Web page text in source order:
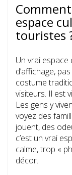
espace
touristes
Un vrai espace
d’affichage,
costume
visiteurs. Il est
Les gens y
voyez des
jouent, des
c’est un vrai
calme, trop «
décor.